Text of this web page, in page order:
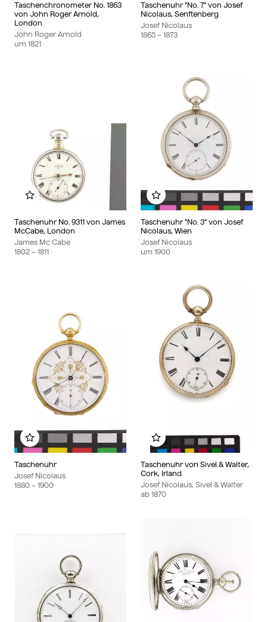
Taschenchronometer No. 1863
von John Roger Arnold,
London
John Roger Arnold
um 1821
Taschenuhr "No. 7" von Josef
Nicolaus, Senftenberg
Josef Nicolaus
1865 – 1873
Taschenuhr No. 9311 von James
McCabe, London
James Mc Cabe
1802 – 1811
Zu meinem Album hinzufügen
Taschenuhr "No. 3" von Josef
Nicolaus, Wien
Josef Nicolaus
um 1900
Zu meinem Album
Taschenuhr
Josef Nicolaus
1880 – 1900
Zu meinem Album hinzufügen
Taschenuhr von Sivel & Walter,
Cork, Irland
Josef Nicolaus, Sivel & Walter
ab 1870
Zu meinem Album